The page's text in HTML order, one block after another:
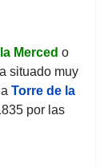
Merced o
situado muy
Torre de la
por las